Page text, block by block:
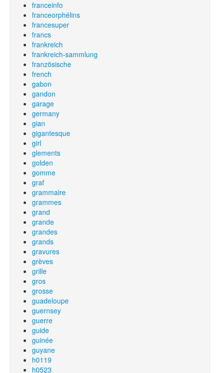
franceinfo
franceorphélins
francesuper
francs
frankreich
frankreich-sammlung
französische
french
gabon
gandon
garage
germany
gian
gigantesque
girl
glements
golden
gomme
graf
grammaire
grammes
grand
grande
grandes
grands
gravures
grèves
grille
gros
grosse
guadeloupe
guernsey
guerre
guide
guinée
guyane
h0119
h0523